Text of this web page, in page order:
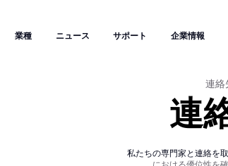
業種
ニュース
サポート
企業情報
連絡
連
私たちの専門家と連絡を取